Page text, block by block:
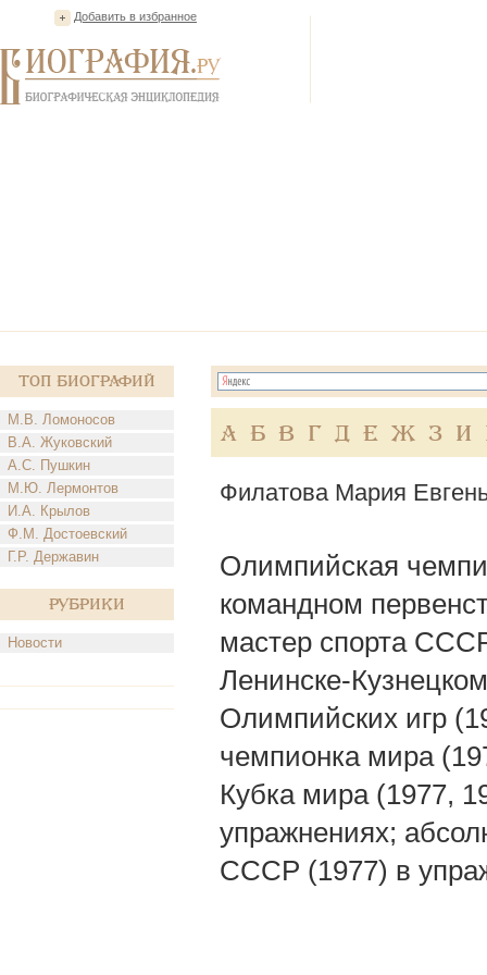
Добавить в избранное
Топ Биографий
М.В. Ломоносов
В.А. Жуковский
А.С. Пушкин
М.Ю. Лермонтов
И.А. Крылов
Ф.М. Достоевский
Г.Р. Державин
Рубрики
Новости
А Б В Г Д Е Ж З И
Филатова Мария
Олимпийская
командном
мастер спорта
Ленинске-
Олимпийских игр
чемпионка мира
Кубка мира (1977,
упражнениях;
СССР (1977) в